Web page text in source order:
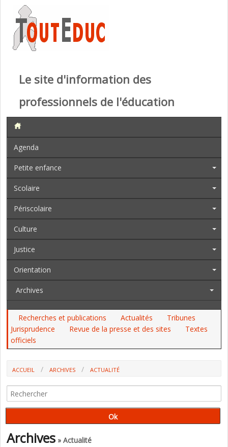
Le site d'information des
professionnels de l'éducation
Agenda
Petite enfance
Scolaire
Périscolaire
Culture
Justice
Orientation
Archives
Recherches et publications Actualités
Tribunes
Jurisprudence
Revue de la presse et des sites
Textes
officiels
ACCUEIL ARCHIVES
ACTUALITÉ
Archives » Actualité